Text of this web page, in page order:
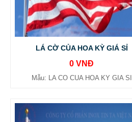
LÁ CỜ CỦA HOA KỲ GIÁ SỈ
0 VNĐ
Mẫu: LA CO CUA HOA KY GIA SI